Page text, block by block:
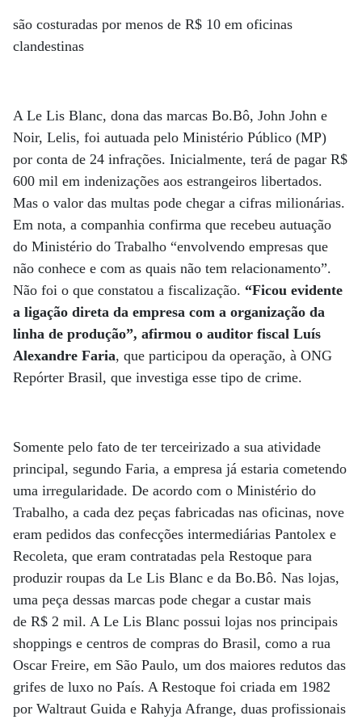
são costuradas por menos de R$ 10 em oficinas
clandestinas
A Le Lis Blanc, dona das marcas Bo.Bô, John John e
Noir, Lelis, foi autuada pelo Ministério Público (MP)
por conta de 24 infrações. Inicialmente, terá de pagar R$
600 mil em indenizações aos estrangeiros libertados.
Mas o valor das multas pode chegar a cifras milionárias.
Em nota, a companhia confirma que recebeu autuação
do Ministério do Trabalho “envolvendo empresas que
não conhece e com as quais não tem relacionamento”.
Não foi o que constatou a fiscalização. “Ficou evidente
a ligação direta da empresa com a organização da
linha de produção”, afirmou o auditor fiscal Luís
Alexandre Faria, que participou da operação, à ONG
Repórter Brasil, que investiga esse tipo de crime.
Somente pelo fato de ter terceirizado a sua atividade
principal, segundo Faria, a empresa já estaria cometendo
uma irregularidade. De acordo com o Ministério do
Trabalho, a cada dez peças fabricadas nas oficinas, nove
eram pedidos das confecções intermediárias Pantolex e
Recoleta, que eram contratadas pela Restoque para
produzir roupas da Le Lis Blanc e da Bo.Bô. Nas lojas,
uma peça dessas marcas pode chegar a custar mais
de R$ 2 mil. A Le Lis Blanc possui lojas nos principais
shoppings e centros de compras do Brasil, como a rua
Oscar Freire, em São Paulo, um dos maiores redutos das
grifes de luxo no País. A Restoque foi criada em 1982
por Waltraut Guida e Rahyja Afrange, duas profissionais